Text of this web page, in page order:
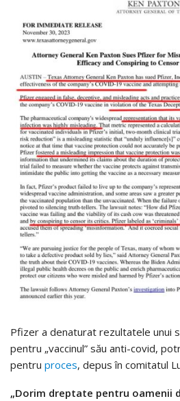
Pfizer a denaturat rezultatele unui
pentru „vaccinul” său anti-covid,
pentru proces, depus în comitatul
„Dorim dreptate pentru oamenii